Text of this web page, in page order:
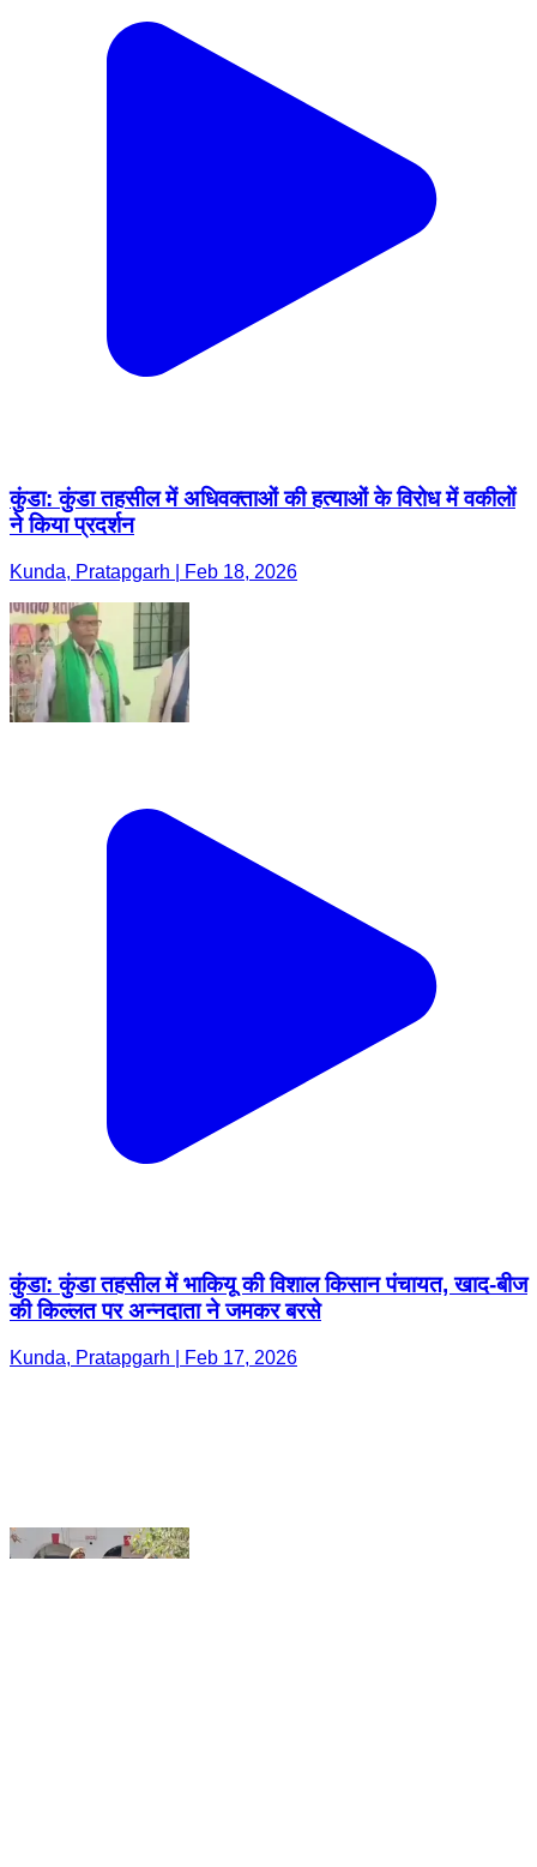
कुंडा: कुंडा तहसील में अधिवक्ताओं की हत्याओं के विरोध में वकीलों
कुंडा: कुंडा तहसील में भाकियू की विशाल किसान पंचायत, खाद-बीज
की किल्लत पर अन्नदाता ने जमकर बरसे